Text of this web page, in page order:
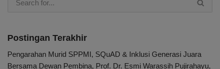
Postingan Terakhir
Pengarahan Murid SPPMI, SQuAD & Inklusi Generasi Juara
Bersama Dewan Pembina, Prof. Dr. Esmi Warassih Pujirahayu,